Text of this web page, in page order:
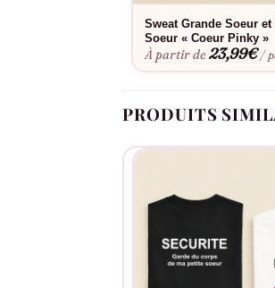
simple et le sweat
famille.Sweat Grande Soeur et
Soeur « Coeur Pinky »
À partir de23,99€ /
PRODUITS